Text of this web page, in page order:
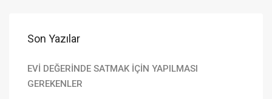
Son Yazılar
EVİ DEĞERİNDE SATMAK İÇİN YAPILMASI
GEREKENLER